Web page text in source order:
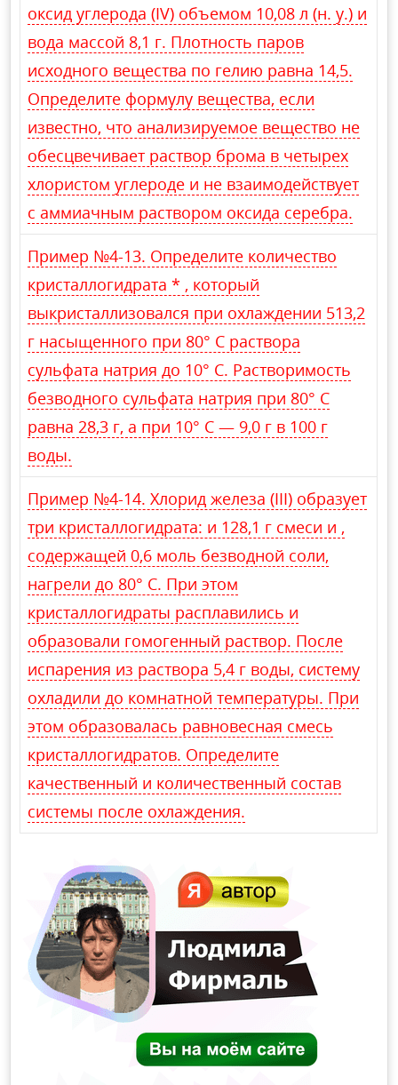
оксид углерода (IV) объемом 10,08 л (н. у.) и
вода массой 8,1 г. Плотность паров
исходного вещества по гелию равна 14,5.
Определите формулу вещества, если
известно, что анализируемое вещество не
обесцвечивает раствор брома в четырех
хлористом углероде и не взаимодействует
с аммиачным раствором оксида серебра.
Пример №4-13. Определите количество
кристаллогидрата * , который
выкристаллизовался при охлаждении 513,2
г насыщенного при 80° С раствора
сульфата натрия до 10° С. Растворимость
безводного сульфата натрия при 80° С
равна 28,3 г, а при 10° С — 9,0 г в 100 г
воды.
Пример №4-14. Хлорид железа (III) образует
три кристаллогидрата: и 128,1 г смеси и ,
содержащей 0,6 моль безводной соли,
нагрели до 80° С. При этом
кристаллогидраты расплавились и
образовали гомогенный раствор. После
испарения из раствора 5,4 г воды, систему
охладили до комнатной температуры. При
этом образовалась равновесная смесь
кристаллогидратов. Определите
качественный и количественный состав
системы после охлаждения.